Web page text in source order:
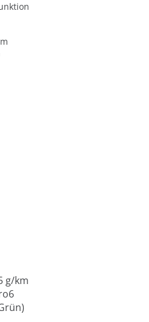
g/km